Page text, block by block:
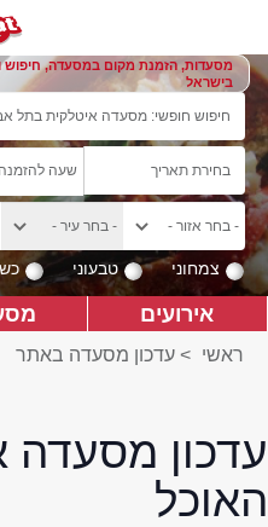
מסעדות, הזמנת מקום במסעדה, חיפוש
בישראל
צמחוני טבעוני
אירועים
ראשי > עדכון מסעדה באתר
עדכון
האוכל